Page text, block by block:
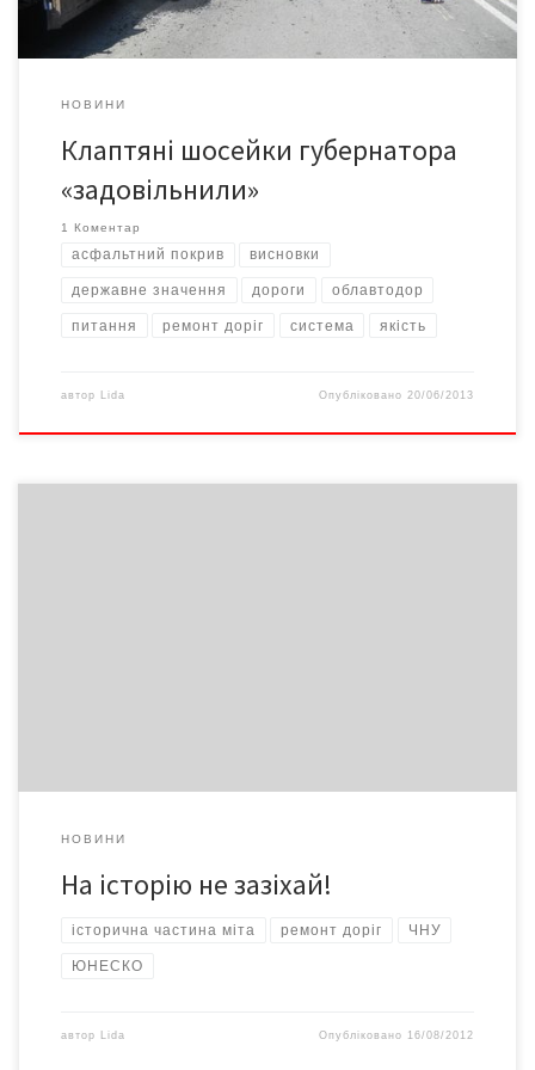
НОВИНИ
Клаптяні шосейки губернатора
«задовільнили»
1 Коментар
асфальтний покрив висновки
державне значення дороги облавтодор
питання ремонт доріг система якість
автор Lida Опубліковано20/06/2013
НОВИНИ
На історію не зазіхай!
історична частина міта ремонт доріг ЧНУ
ЮНЕСКО
автор Lida Опубліковано 16/08/2012